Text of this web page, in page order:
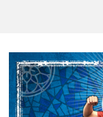
TOUR
ESTADIO
AKRON